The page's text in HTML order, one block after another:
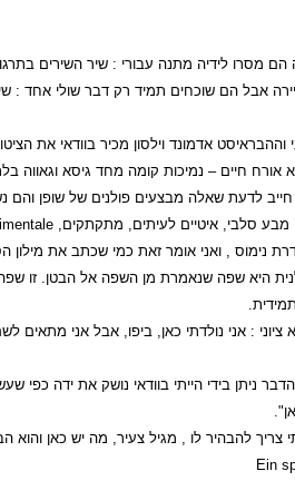
הם מסרו לידיה מתנה עבורי : שיר השירים
אבל הם שוכחים תמיד רק דבר שולי אחד :
אדמונד וילסון מכיר בוודאי את
אורח חיים – נמיכות קומה מחד גיסא וגאווה
חייב לדעת שאלה מבצעים פולנים של שופן והם
מבע סלבי, איטיים לעיתים, מתקתקים,
נימוס , ואני אומר זאת כמי שכתב את מילון
היא שפה שנאמרת מן השפה אל הבטן. זו
: אני נולדתי כאן, ביפו, אבל אני מתאים
ניתן בידי הייתי בוודאי נושק את ידה כפי
צריך להבהיר לו , מגיל צעיר, מה יש כאן והוא
Ein